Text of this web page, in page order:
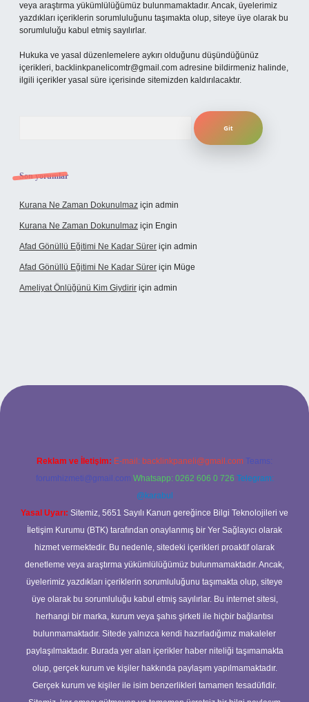
veya araştırma yükümlülüğümüz bulunmamaktadır. Ancak, üyelerimiz
yazdıkları içeriklerin sorumluluğunu taşımakta olup, siteye üye olarak bu
sorumluluğu kabul etmiş sayılırlar.
Hukuka ve yasal düzenlemelere aykırı olduğunu düşündüğünüz
içerikleri, backlinkpanelicomtr@gmail.com adresine bildirmeniz halinde,
ilgili içerikler yasal süre içerisinde sitemizden kaldırılacaktır.
Son yorumlar
Kurana Ne Zaman Dokunulmaz için admin
Kurana Ne Zaman Dokunulmaz için Engin
Afad Gönüllü Eğitimi Ne Kadar Sürer için admin
Afad Gönüllü Eğitimi Ne Kadar Sürer için Müge
Ameliyat Önlüğünü Kim Giydirir için admin
güncel giriş
Reklam ve İletişim: E-mail: backlinkpaneli@gmail.com Teams:
forumhizmeti@gmail.com Whatsapp: 0262 606 0 726 Telegram:
@karabul
Yasal Uyarı: Sitemiz, 5651 Sayılı Kanun gereğince Bilgi Teknolojileri ve
İletişim Kurumu (BTK) tarafından onaylanmış bir Yer Sağlayıcı olarak
hizmet vermektedir. Bu nedenle, sitedeki içerikleri proaktif olarak
denetleme veya araştırma yükümlülüğümüz bulunmamaktadır. Ancak,
üyelerimiz yazdıkları içeriklerin sorumluluğunu taşımakta olup, siteye
üye olarak bu sorumluluğu kabul etmiş sayılırlar. Bu internet sitesi,
herhangi bir marka, kurum veya şahıs şirketi ile hiçbir bağlantısı
bulunmamaktadır. Sitede yalnızca kendi hazırladığımız makaleler
paylaşılmaktadır. Burada yer alan içerikler haber niteliği taşımamakta
olup, gerçek kurum ve kişiler hakkında paylaşım yapılmamaktadır.
Gerçek kurum ve kişiler ile isim benzerlikleri tamamen tesadüfidir.